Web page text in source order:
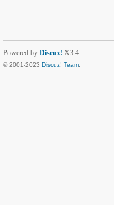
Powered by Discuz! X3.4
© 2001-2023 Discuz! Team